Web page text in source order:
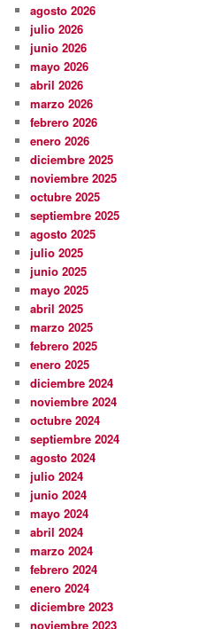
agosto 2026
julio 2026
junio 2026
mayo 2026
abril 2026
marzo 2026
febrero 2026
enero 2026
diciembre 2025
noviembre 2025
octubre 2025
septiembre 2025
agosto 2025
julio 2025
junio 2025
mayo 2025
abril 2025
marzo 2025
febrero 2025
enero 2025
diciembre 2024
noviembre 2024
octubre 2024
septiembre 2024
agosto 2024
julio 2024
junio 2024
mayo 2024
abril 2024
marzo 2024
febrero 2024
enero 2024
diciembre 2023
noviembre 2023